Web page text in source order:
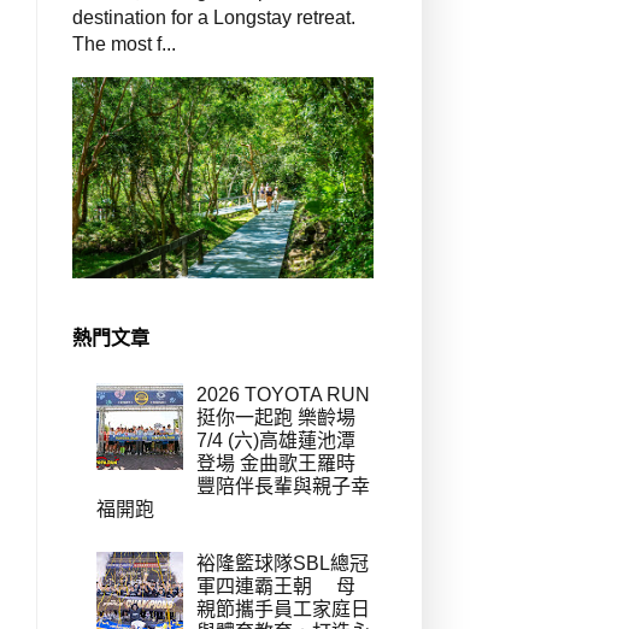
destination for a Longstay retreat.
The most f...
熱門文章
2026 TOYOTA RUN
挺你一起跑 樂齡場
7/4 (六)高雄蓮池潭
登場 金曲歌王羅時
豐陪伴長輩與親子幸
福開跑
裕隆籃球隊SBL總冠
軍四連霸王朝 母
親節攜手員工家庭日